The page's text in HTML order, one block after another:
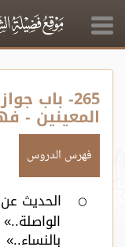
265- باب
المعينين -
فهرس الدروس
الحديث
بالنساء..»